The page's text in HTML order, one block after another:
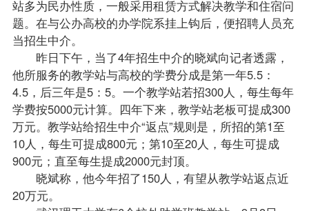
站多为民办性质，一般采用租赁方式解决教学和住宿问
题。在与公办高校的办学院系挂上钩后，便招聘人员充
当招生中介。
昨日下午，当了4年招生中介的晓斌向记者透露，
他所服务的教学站与高校的学费分成是第一年5.5：
4.5，后三年是5：5。一个教学站若招300人，每生每年
学费按5000元计算。四年下来，教学站老板可提成300
万元。教学站给招生中介“返点”规则是，所招的第1至
10人，每生可提成800元；第10至20人，每生可提成
900元；直至每生提成2000元封顶。
晓斌称，他今年招了150人，有望从教学站返点近
20万元。